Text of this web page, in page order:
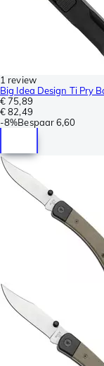
1 review
Big Idea Design Ti Pry
€ 75,89
€ 82,49
-8%Bespaar6,60